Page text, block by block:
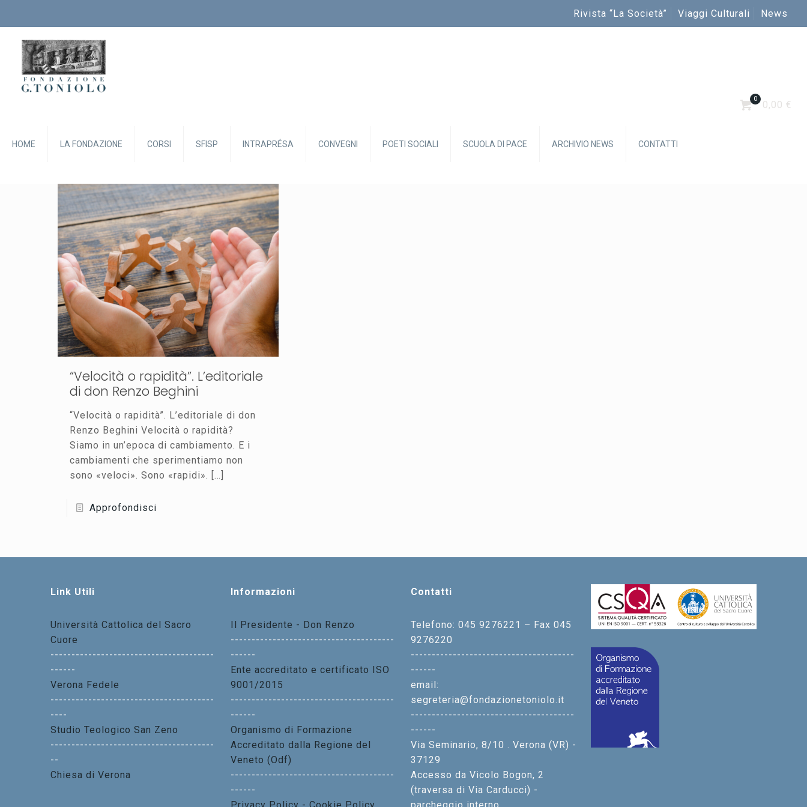
Rivista “La Società” Viaggi Culturali News
HOME LA FONDAZIONE CORSI SFISP INTRAPRÉSA CONVEGNI POETI SOCIALI SCUOLA DI PACE ARCHIVIO NEWS CONTATTI
0
0,00 €
“Velocità o rapidità”. L’editoriale
di don Renzo Beghini
“Velocità o rapidità”. L’editoriale di don
Renzo Beghini Velocità o rapidità?
Siamo in un’epoca di cambiamento. E i
cambiamenti che sperimentiamo non
sono «veloci». Sono «rapidi». […]
Approfondisci
Link Utili
Università Cattolica del Sacro
Cuore
---------------------------------------
------
Verona Fedele
---------------------------------------
----
Studio Teologico San Zeno
---------------------------------------
--
Chiesa di Verona
Informazioni
Il Presidente - Don Renzo
---------------------------------------
------
Ente accreditato e certificato ISO
9001/2015
---------------------------------------
------
Organismo di Formazione
Accreditato dalla Regione del
Veneto (Odf)
---------------------------------------
------
Contatti
Telefono: 045 9276221 – Fax 045
9276220
---------------------------------------
------
email:
segreteria@fondazionetoniolo.it
---------------------------------------
------
Via Seminario, 8/10 . Verona (VR) -
37129
Accesso da Vicolo Bogon, 2
(traversa di Via Carducci) -